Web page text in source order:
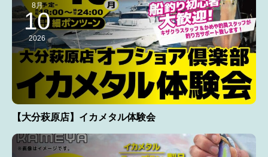
8月
10
2026
【大分萩原店】イカメタル体験会